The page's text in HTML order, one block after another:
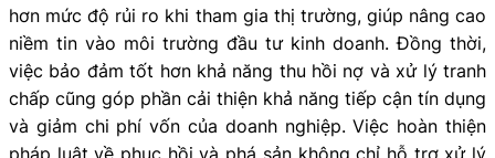
hơn mức độ rủi ro khi tham gia thị trường, giúp nâng cao
niềm tin vào môi trường đầu tư kinh doanh. Đồng thời,
việc bảo đảm tốt hơn khả năng thu hồi nợ và xử lý tranh
chấp cũng góp phần cải thiện khả năng tiếp cận tín dụng
và giảm chi phí vốn của doanh nghiệp. Việc hoàn thiện
pháp luật về phục hồi và phá sản không chỉ hỗ trợ xử lý